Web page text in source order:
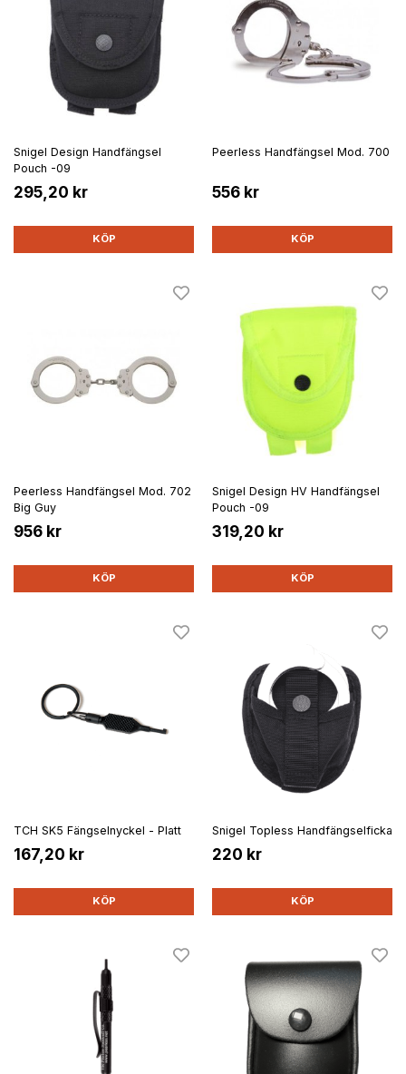
Snigel Design Handfängsel
Pouch -09
295,20 kr
KÖP
Peerless Handfängsel Mod. 700
556 kr
KÖP
Peerless Handfängsel Mod. 702
Big Guy
956 kr
KÖP
Snigel Design HV Handfängsel
Pouch -09
319,20 kr
KÖP
TCH SK5 Fängselnyckel - Platt
167,20 kr
KÖP
Snigel Topless Handfängselficka
220 kr
KÖP